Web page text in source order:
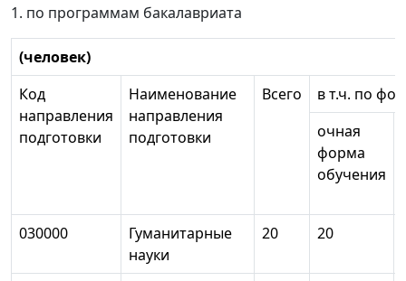
1. по программам бакалавриата
(человек)
Код
направления
подготовки
Наименование
направления
подготовки
Всего
в т.ч. по
очная
форма
обучения
030000
Гуманитарные
науки
20 20